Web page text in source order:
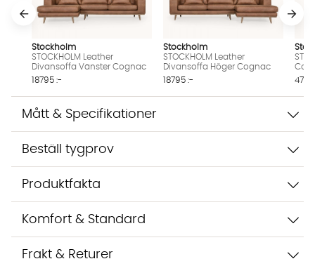
Stockholm
STOCKHOLM Leather
Divansoffa Vänster Cognac
18795 :-
Stockholm
STOCKHOLM Leather
Divansoffa Höger Cognac
18795 :-
Mått & Specifikationer
Beställ tygprov
Produktfakta
Komfort & Standard
Frakt & Returer
Starta chatten